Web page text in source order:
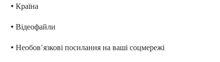
• Країна
• Відеофайли
• Необов’язкові посилання на ваші соцмережі